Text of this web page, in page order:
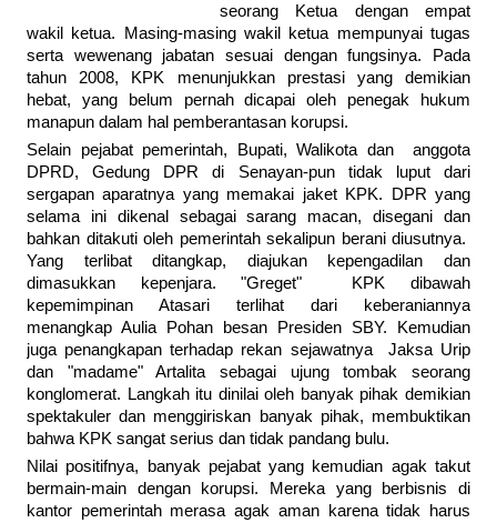
seorang Ketua dengan empat
wakil ketua. Masing-masing wakil ketua mempunyai tugas
serta wewenang jabatan sesuai dengan fungsinya. Pada
tahun 2008, KPK menunjukkan prestasi yang demikian
hebat, yang belum pernah dicapai oleh penegak hukum
manapun dalam hal pemberantasan korupsi.
Selain pejabat pemerintah, Bupati, Walikota dan anggota
DPRD, Gedung DPR di Senayan-pun tidak luput dari
sergapan aparatnya yang memakai jaket KPK. DPR yang
selama ini dikenal sebagai sarang macan, disegani dan
bahkan ditakuti oleh pemerintah sekalipun berani diusutnya.
Yang terlibat ditangkap, diajukan kepengadilan dan
dimasukkan kepenjara. "Greget" KPK dibawah
kepemimpinan Atasari terlihat dari keberaniannya
menangkap Aulia Pohan besan Presiden SBY. Kemudian
juga penangkapan terhadap rekan sejawatnya Jaksa Urip
dan "madame" Artalita sebagai ujung tombak seorang
konglomerat. Langkah itu dinilai oleh banyak pihak demikian
spektakuler dan menggiriskan banyak pihak, membuktikan
bahwa KPK sangat serius dan tidak pandang bulu.
Nilai positifnya, banyak pejabat yang kemudian agak takut
bermain-main dengan korupsi. Mereka yang berbisnis di
kantor pemerintah merasa agak aman karena tidak harus